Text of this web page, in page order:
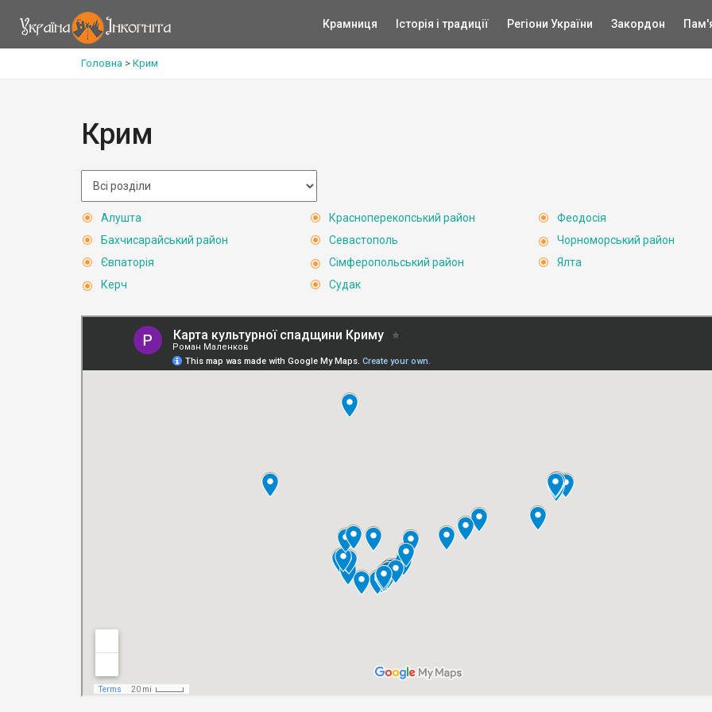
Крамниця Історія і традиції Регіони України Закордон
Головна > Крим
Крим
Алушта
Бахчисарайський район
Євпаторія
Керч
Красноперекопський район
Севастополь
Сімферопольський район
Судак
Феодосія
Чорноморський район
Ялта